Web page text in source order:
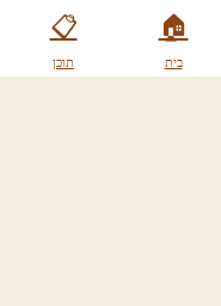
🏠
בית
📋
תוכן